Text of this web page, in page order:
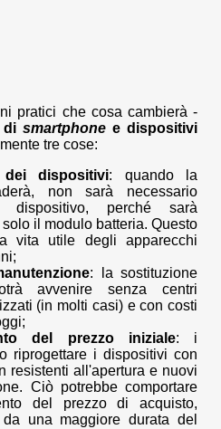
pratici che cosa cambierà -
di smartphone e dispositivi
tre cose:
dispositivi: quando la
non sarà necessario
dispositivo, perché sarà
il modulo batteria. Questo
vita utile degli apparecchi
: la sostituzione
avvenire senza centri
(in molti casi) e con costi
del prezzo iniziale: i
riprogettare i dispositivi con
resistenti all'apertura e nuovi
Ciò potrebbe comportare
del prezzo di acquisto,
una maggiore durata del